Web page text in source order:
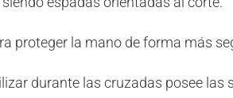
proteger la mano de forma más
durante las cruzadas posee las